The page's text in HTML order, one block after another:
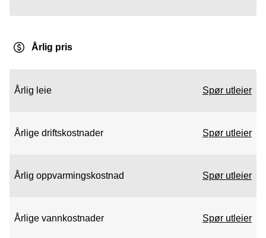
Årlig pris
Årlig leie Spør utleier
Årlige driftskostnader Spør utleier
Årlig oppvarmingskostnad Spør utleier
Årlige vannkostnader Spør utleier